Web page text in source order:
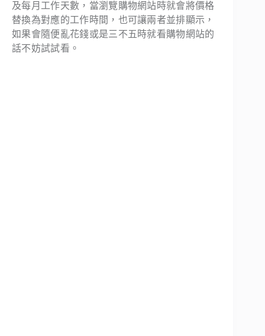
及每月工作天數，當瀏覽購物網站時就會將價格
替換為對應的工作時間，也可讓兩者並排顯示，
如果會隨便亂花錢或是三不五時就看購物網站的
話不妨試試看。